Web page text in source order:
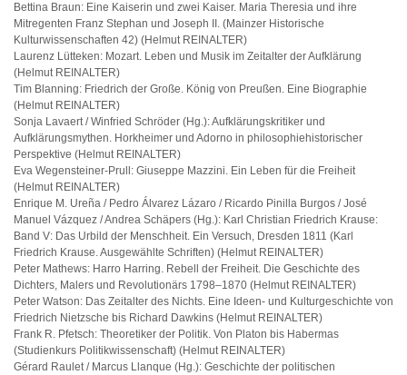
Bettina Braun: Eine Kaiserin und zwei Kaiser. Maria Theresia und ihre
Mitregenten Franz Stephan und Joseph II. (Mainzer Historische
Kulturwissenschaften 42) (Helmut REINALTER)
Laurenz Lütteken: Mozart. Leben und Musik im Zeitalter der Aufklärung
(Helmut REINALTER)
Tim Blanning: Friedrich der Große. König von Preußen. Eine Biographie
(Helmut REINALTER)
Sonja Lavaert / Winfried Schröder (Hg.): Aufklärungskritiker und
Aufklärungsmythen. Horkheimer und Adorno in philosophiehistorischer
Perspektive (Helmut REINALTER)
Eva Wegensteiner-Prull: Giuseppe Mazzini. Ein Leben für die Freiheit
(Helmut REINALTER)
Enrique M. Ureña / Pedro Álvarez Lázaro / Ricardo Pinilla Burgos / José
Manuel Vázquez / Andrea Schäpers (Hg.): Karl Christian Friedrich Krause:
Band V: Das Urbild der Menschheit. Ein Versuch, Dresden 1811 (Karl
Friedrich Krause. Ausgewählte Schriften) (Helmut REINALTER)
Peter Mathews: Harro Harring. Rebell der Freiheit. Die Geschichte des
Dichters, Malers und Revolutionärs 1798–1870 (Helmut REINALTER)
Peter Watson: Das Zeitalter des Nichts. Eine Ideen- und Kulturgeschichte von
Friedrich Nietzsche bis Richard Dawkins (Helmut REINALTER)
Frank R. Pfetsch: Theoretiker der Politik. Von Platon bis Habermas
(Studienkurs Politikwissenschaft) (Helmut REINALTER)
Gérard Raulet / Marcus Llanque (Hg.): Geschichte der politischen